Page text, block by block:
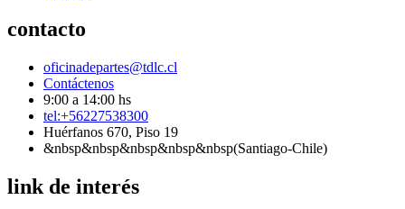
contacto
oficinadepartes@tdlc.cl
Contáctenos
9:00 a 14:00 hs
tel:+56227538300
Huérfanos 670, Piso 19
&nbsp&nbsp&nbsp&nbsp&nbsp(Santiago-Chile)
link de interés